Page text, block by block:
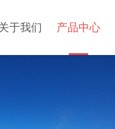
于我们 产品中心